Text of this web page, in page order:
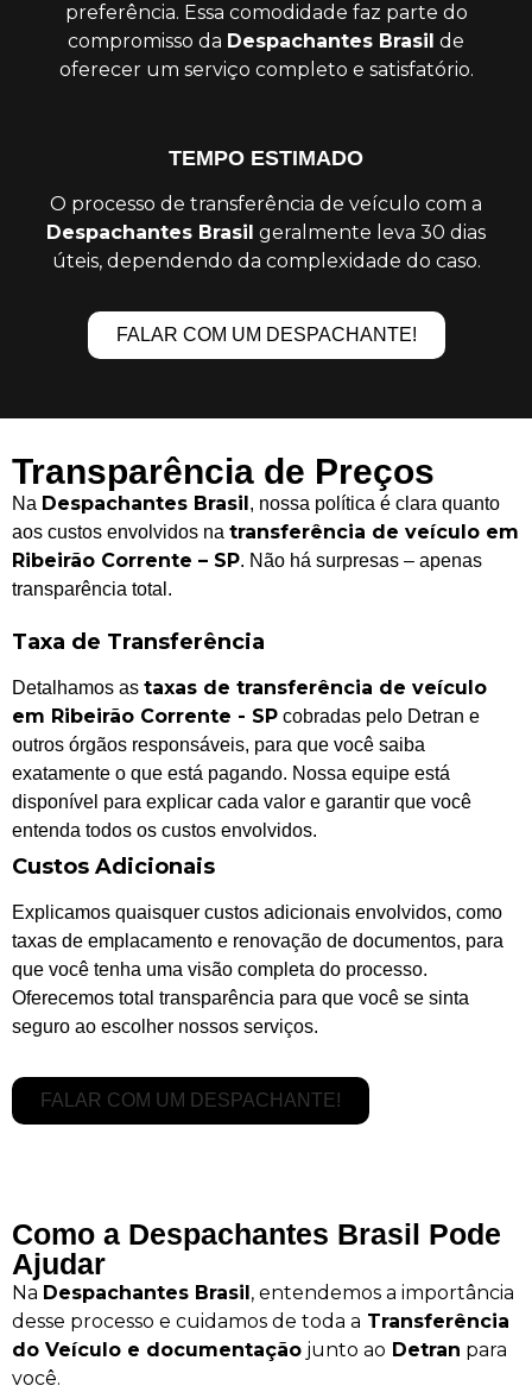
preferência. Essa comodidade faz parte do
compromisso da Despachantes Brasil de
oferecer um serviço completo e satisfatório.
TEMPO ESTIMADO
O processo de transferência de veículo com a
Despachantes Brasil geralmente leva 30 dias
úteis, dependendo da complexidade do caso.
FALAR COM UM DESPACHANTE!
Transparência de Preços
Na Despachantes Brasil, nossa política é clara quanto
aos custos envolvidos na transferência de veículo em
Ribeirão Corrente – SP. Não há surpresas – apenas
transparência total.
Taxa de Transferência
Detalhamos as taxas de transferência de veículo
em Ribeirão Corrente - SP cobradas pelo Detran e
outros órgãos responsáveis, para que você saiba
exatamente o que está pagando. Nossa equipe está
disponível para explicar cada valor e garantir que você
entenda todos os custos envolvidos.
Custos Adicionais
Explicamos quaisquer custos adicionais envolvidos, como
taxas de emplacamento e renovação de documentos, para
que você tenha uma visão completa do processo.
Oferecemos total transparência para que você se sinta
seguro ao escolher nossos serviços.
FALAR COM UM DESPACHANTE!
Como a Despachantes Brasil Pode
Ajudar
Na Despachantes Brasil, entendemos a importância
desse processo e cuidamos de toda a Transferência
do Veículo e documentação junto ao Detran para
você.